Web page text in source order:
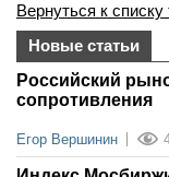
Вернуться к
Новые статьи
Российский
сопротивления
Егор Вершинин